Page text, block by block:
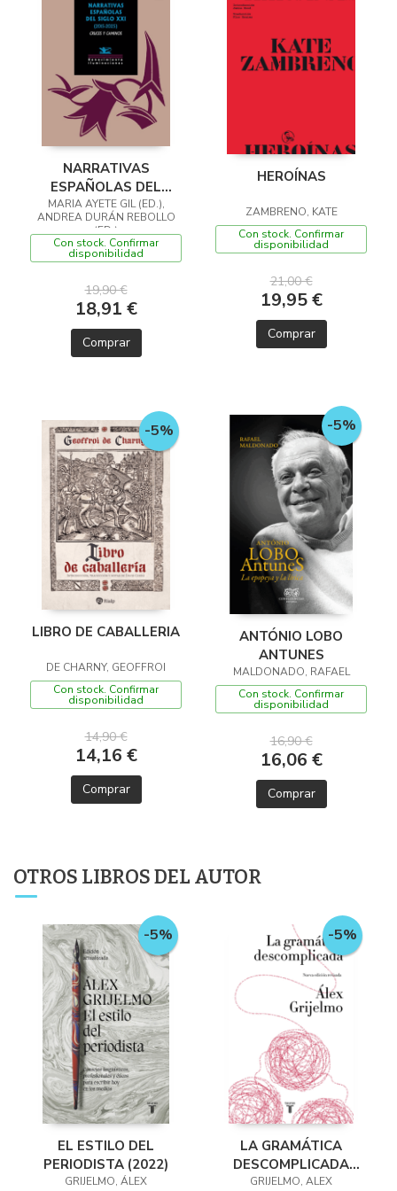
NARRATIVAS
ESPAÑOLAS DEL
SIGLO XXI (2015-2025)
MARIA AYETE GIL (ED.),
ANDREA DURÁN REBOLLO
(ED.)
Con stock. Confirmar
disponibilidad
19,90 €
18,91 €
Comprar
HEROÍNAS
ZAMBRENO, KATE
Con stock. Confirmar
disponibilidad
21,00 €
19,95 €
Comprar
-5%
LIBRO DE CABALLERIA
DE CHARNY, GEOFFROI
Con stock. Confirmar
disponibilidad
14,90 €
14,16 €
Comprar
-5%
ANTÓNIO LOBO
ANTUNES
MALDONADO, RAFAEL
Con stock. Confirmar
disponibilidad
16,90 €
16,06 €
Comprar
OTROS LIBROS DEL AUTOR
-5%
EL ESTILO DEL
PERIODISTA (2022)
GRIJELMO, ÁLEX
-5%
LA GRAMÁTICA
DESCOMPLICADA
(NUEVA EDICIÓN
GRIJELMO, ALEX